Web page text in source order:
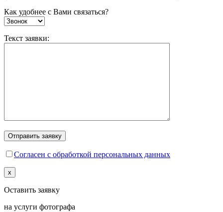
Как удобнее с Вами связаться?
Текст заявки:
Согласен с обработкой персональных данных
x
Оставить заявку
на услуги фотографа